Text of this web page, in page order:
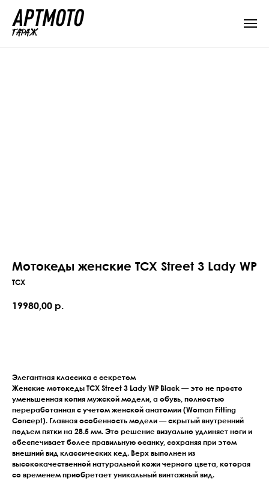
Мотокеды женские TCX Street 3 Lady WP
TCX
19980,00 р.
Элегантная классика с секретом
Женские мотокеды TCX Street 3 Lady WP Black — это не просто
уменьшенная копия мужской модели, а обувь, полностью
переработанная с учетом женской анатомии (Woman Fitting
Concept). Главная особенность модели — скрытый внутренний
подъем пятки на 28.5 мм. Это решение визуально удлиняет ноги и
обеспечивает более правильную осанку, сохраняя при этом
внешний вид классических кед. Верх выполнен из
высококачественной натуральной кожи черного цвета, которая
со временем приобретает уникальный винтажный вид.